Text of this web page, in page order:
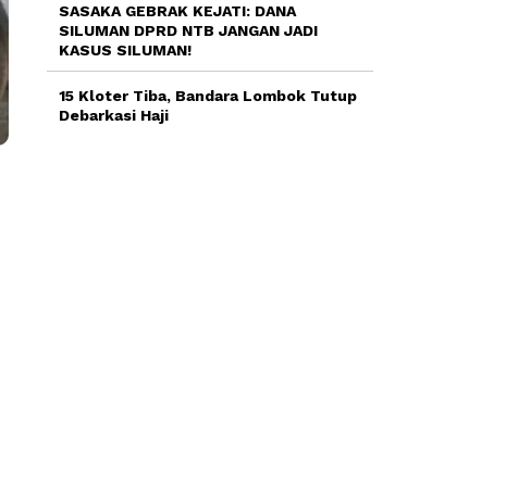
SASAKA GEBRAK KEJATI: DANA
SILUMAN DPRD NTB JANGAN JADI
KASUS SILUMAN!
15 Kloter Tiba, Bandara Lombok Tutup
Debarkasi Haji